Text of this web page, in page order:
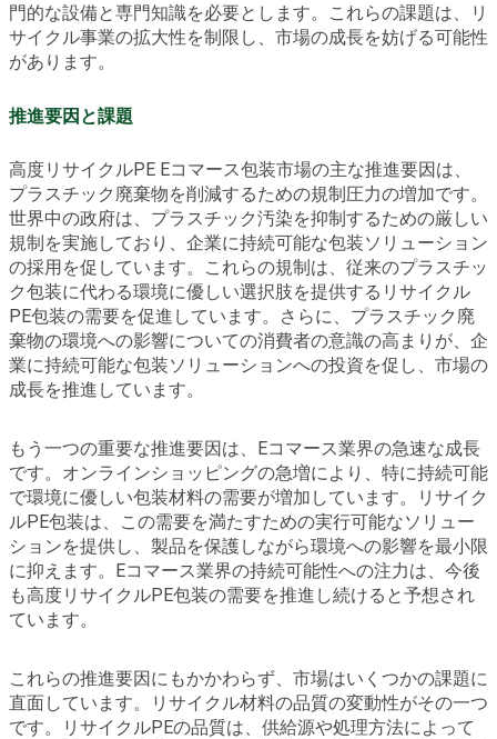
門的な設備と専門知識を必要とします。これらの課題は、リ
サイクル事業の拡大性を制限し、市場の成長を妨げる可能性
があります。
推進要因と課題
高度リサイクルPE Eコマース包装市場の主な推進要因は、
プラスチック廃棄物を削減するための規制圧力の増加です。
世界中の政府は、プラスチック汚染を抑制するための厳しい
規制を実施しており、企業に持続可能な包装ソリューション
の採用を促しています。これらの規制は、従来のプラスチッ
ク包装に代わる環境に優しい選択肢を提供するリサイクル
PE包装の需要を促進しています。さらに、プラスチック廃
棄物の環境への影響についての消費者の意識の高まりが、企
業に持続可能な包装ソリューションへの投資を促し、市場の
成長を推進しています。
もう一つの重要な推進要因は、Eコマース業界の急速な成長
です。オンラインショッピングの急増により、特に持続可能
で環境に優しい包装材料の需要が増加しています。リサイク
ルPE包装は、この需要を満たすための実行可能なソリュー
ションを提供し、製品を保護しながら環境への影響を最小限
に抑えます。Eコマース業界の持続可能性への注力は、今後
も高度リサイクルPE包装の需要を推進し続けると予想され
ています。
これらの推進要因にもかかわらず、市場はいくつかの課題に
直面しています。リサイクル材料の品質の変動性がその一つ
です。リサイクルPEの品質は、供給源や処理方法によって